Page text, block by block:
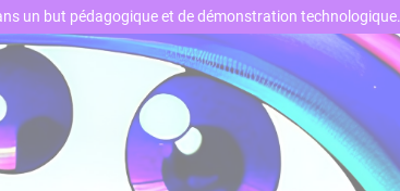
un but pédagogique et de démonstration technologique.